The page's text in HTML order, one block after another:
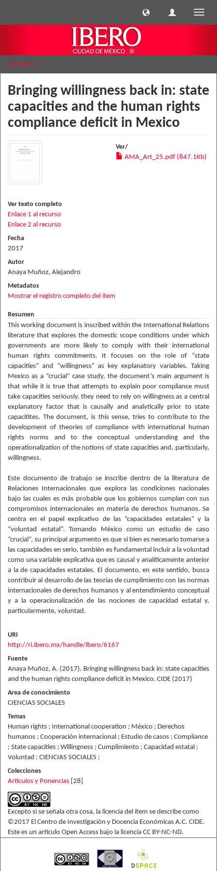
Ver ítem
Bringing willingness back in: state
capacities and the human rights
compliance deficit in Mexico
Ver/
AMA_Art_25.pdf (847.1Kb)
Ver texto completo
Enlace 1 al recurso
Enlace 2 al recurso
Fecha
2017
Autor
Anaya Muñoz, Alejandro
Metadatos
Mostrar el registro completo del ítem
Resumen
This working document is inscribed within the International Relations
literature that explores the domestic scope conditions under which
governments are more likely to comply with their international
human rights commitments. It focuses on the role of “state
capacities” and “willingness” as key explanatory variables. Taking
Mexico as a “crucial” case study, the document’s main argument is
that while it is true that attempts to explain poor compliance must
take capacities seriously, they need to rely on willingness as a central
explanatory factor that is causally and analytically prior to state
capacitites. The document, is this sense, tries to contribute to the
development of theories of compliance with international human
rights norms and to the conceptual understanding and the
operationalization of the notions of state capacities and, particularly,
willingness.
Este documento de trabajo se inscribe dentro de la literatura de
Relaciones Internacionales que explora las condiciones nacionales
bajo las cuales es más probable que los gobiernos cumplan con sus
compromisos internacionales en materia de derechos humanos. Se
centra en el papel explicativo de las “capacidades estatales” y la
“voluntad estatal”. Tomando México como un estudio de caso
“crucial”, su principal argumento es que si bien es necesario tomarse a
las capacidades en serio, también es fundamental incluir a la voluntad
como una variable explicativa que es causal y analíticamente anterior
a la de capacidades estatales. El documento, en este sentido, busca
contribuir al desarrollo de las teorías de cumplimiento con las normas
internacionales de derechos humanos y al entendimiento conceptual
y a la operacionalización de las nociones de capacidad estatal y,
particularmente, voluntad.
URI
http://ri.ibero.mx/handle/ibero/6167
Fuente
Anaya Muñoz, A. (2017). Bringing willingness back in: state capacities
and the human rights compliance deficit in Mexico. CIDE (2017)
Area de conocimiento
CIENCIAS SOCIALES
Temas
Human rights ; International cooperation ; México ; Derechos
humanos ; Cooperación internacional ; Estudio de casos ; Compliance
; State capacities ; Willingness ; Cumplimiento ; Capacidad estatal ;
Voluntad ; CIENCIAS SOCIALES ;
Colecciones
Artículos y Ponencias [28]
Excepto si se señala otra cosa, la licencia del ítem se describe como
©2017 El Centro de Investigación y Docencia Económicas A.C. CIDE.
Este es un artículo Open Access bajo la licencia CC BY-NC-ND.